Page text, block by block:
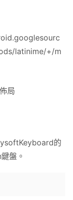
latinime/+/m
局
的
盤。